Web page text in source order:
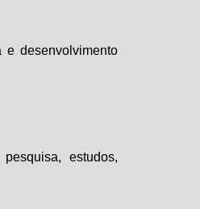
desenvolvimento
estudos,